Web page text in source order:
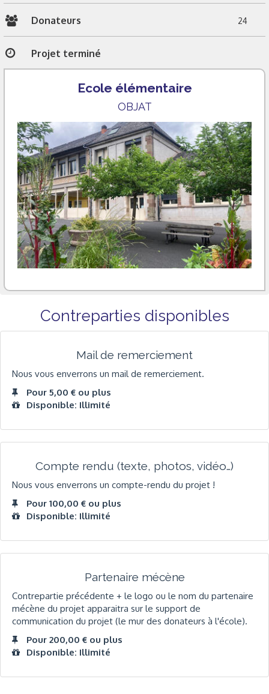
Donateurs 24
Projet terminé
Ecole élémentaire
OBJAT
Contreparties disponibles
Mail de remerciement
Nous vous enverrons un mail de remerciement.
Pour 5,00 € ou plus
Disponible: Illimité
Compte rendu (texte, photos, vidéo…)
Nous vous enverrons un compte-rendu du projet !
Pour 100,00 € ou plus
Disponible: Illimité
Partenaire mécène
Contrepartie précédente + le logo ou le nom du partenaire
mécène du projet apparaitra sur le support de
communication du projet (le mur des donateurs à l'école).
Pour 200,00 € ou plus
Disponible: Illimité